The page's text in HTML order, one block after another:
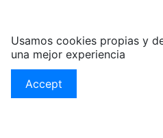
Usamos cookies propias y
una mejor experiencia
Accept